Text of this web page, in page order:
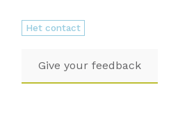
Het contact
Give your feedback